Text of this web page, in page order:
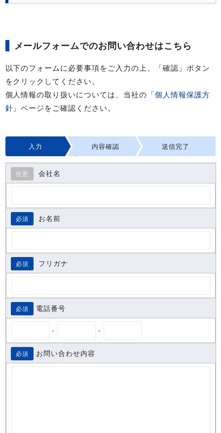
メールフォームでのお問い合わせはこちら
以下のフォームに必要事項をご入力の上、「確認」ボタン
をクリックしてください。
個人情報の取り扱いについては、当社の「個人情報保護方
針 」ページをご確認ください。
入力 内容確認 送信完了
任意 会社名
必須 お名前
必須 フリガナ
必須 電話番号
- -
必須 お問い合わせ内容